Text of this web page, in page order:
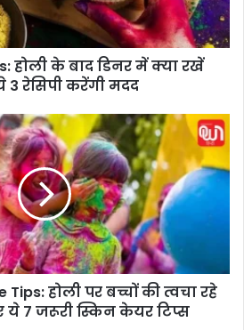
होली के बाद डिनर में क्या रखें
3 रेसिपी करेंगी मदद
Tips: होली पर बच्चों की त्वचा रहे
ये 7 जरूरी स्किन केयर टिप्स